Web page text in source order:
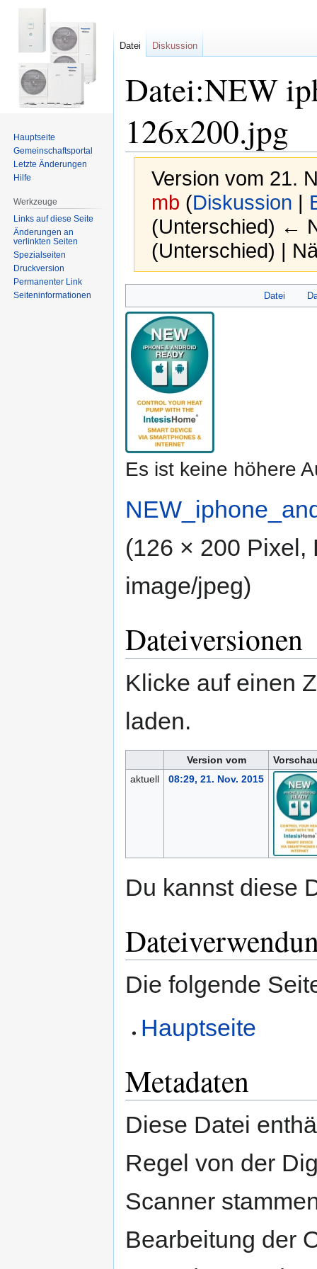
Datei:NEW
126x200.jpg
Version vom 21.
mb (Diskussion |
(Unterschied) ←
(Unterschied) |
Navigation
springen
Suche
springen
Datei
Es ist keine höhere
(126 × 200 Pixel,
image/jpeg)
Dateiversionen
Klicke auf einen
laden.
Version vom
aktuell
08:29, 21. Nov. 2015
Du kannst diese
Die folgende
Hauptseite
Metadaten
Diese Datei
Regel von der
Scanner
Bearbeitung der
Datei Diskussion
Hauptseite
Gemeinschafts­portal
Letzte Änderungen
Hilfe
Werkzeuge
Links auf diese Seite
Änderungen an
verlinkten Seiten
Spezialseiten
Druckversion
Permanenter Link
Seiten­informationen